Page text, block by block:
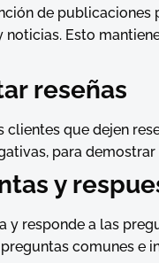
de
noticias. Esto
reseñas
clientes que dejen
para
y
y responde a las
comunes e